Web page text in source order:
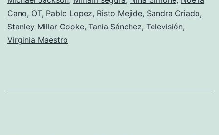
resto)
Cano, OT, Pablo Lopez, Risto Mejide, Sandra Criado,
Stanley Millar Cooke, Tania Sánchez, Televisión,
Virginia Maestro